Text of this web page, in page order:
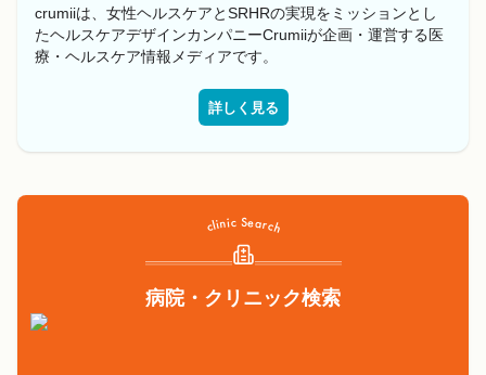
crumiiは、女性ヘルスケアとSRHRの実現をミッションとし
たヘルスケアデザインカンパニーCrumiiが企画・運営する医
療・ヘルスケア情報メディアです。
詳しく見る
病院・クリニック検索